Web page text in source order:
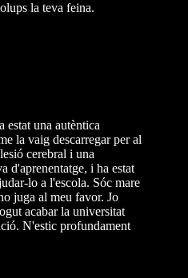
la teva feina.
estat una autèntica
la vaig descarregar per al
cerebral i una
d'aprenentatge, i ha estat
lo a l'escola. Sóc mare
juga al meu favor. Jo
acabar la universitat
N'estic profundament